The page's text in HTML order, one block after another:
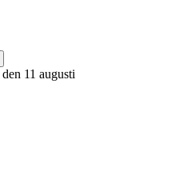
11 augusti